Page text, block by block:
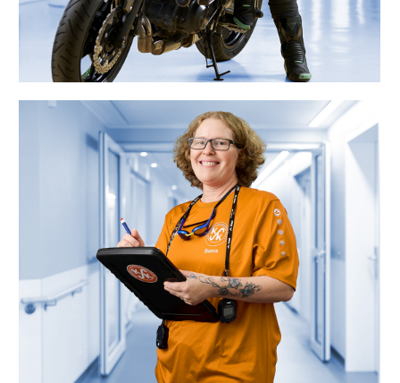
„Als Schwimmtrainerin passen meine
Flexteam-Dienste perfekt zu
Trainings- und Wettkampfzeiten. Nach
dem Abendtraining starte ich
entspannt in meinen Nachtdienst.“